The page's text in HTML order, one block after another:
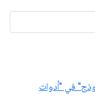
في "أدوات